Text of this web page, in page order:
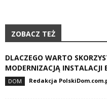
ZOBACZ TEŻ
DLACZEGO WARTO
MODERNIZACJĄ INSTALACJI
DOM Redakcja